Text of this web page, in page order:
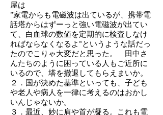
屋は
”家電からも電磁波は出ているが、携帯電
話塔からはずーっと強い電磁波が出てい
て、白血球の数値を定期的に検査しなけ
ればならなくなるよ”というような話だっ
たのでこりゃ大変だと思った。 田中さ
んたちのように困っている人もご近所に
いるので、塔を撤退してもらえまいか。
２．国が決めた基準といっても、子ども
や老人や病人を一律に考えるのはおかし
いんじゃないか。
３．最近、妙に肩や首が凝る。これも電